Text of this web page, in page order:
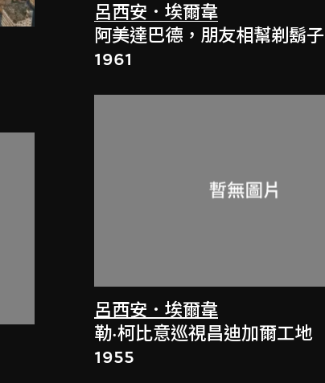
呂西安．埃爾韋
阿美達巴德，朋友相幫剃鬍子
1961
呂西安．埃爾韋
勒·柯比意巡視昌迪加爾工地
1955